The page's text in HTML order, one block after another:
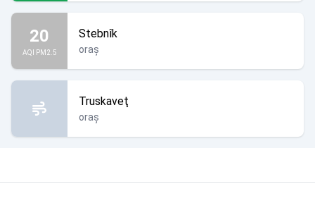
20
AQI PM2.5
Stebnîk
oraș
Truskaveţ
oraș